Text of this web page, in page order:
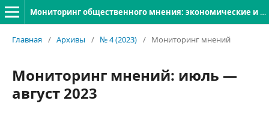
Мониторинг общественного мнения: экономические и социальные перемены
Главная / Архивы / № 4 (2023) / Мониторинг мнений
Мониторинг мнений: июль —
август 2023